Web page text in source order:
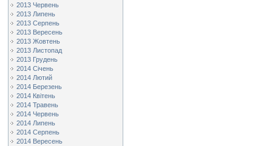
2013 Червень
2013 Липень
2013 Серпень
2013 Вересень
2013 Жовтень
2013 Листопад
2013 Грудень
2014 Січень
2014 Лютий
2014 Березень
2014 Квітень
2014 Травень
2014 Червень
2014 Липень
2014 Серпень
2014 Вересень